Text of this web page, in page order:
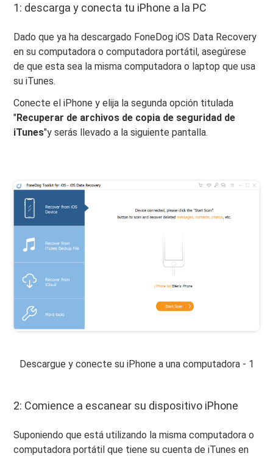
1: descarga y conecta tu iPhone a la PC
Dado que ya ha descargado FoneDog iOS Data Recovery
en su computadora o computadora portátil, asegúrese
de que esta sea la misma computadora o laptop que usa
su iTunes.
Conecte el iPhone y elija la segunda opción titulada
"Recuperar de archivos de copia de seguridad de
iTunes"y serás llevado a la siguiente pantalla.
Descargue y conecte su iPhone a una computadora - 1
2: Comience a escanear su dispositivo iPhone
Suponiendo que está utilizando la misma computadora o
computadora portátil que tiene su cuenta de iTunes en